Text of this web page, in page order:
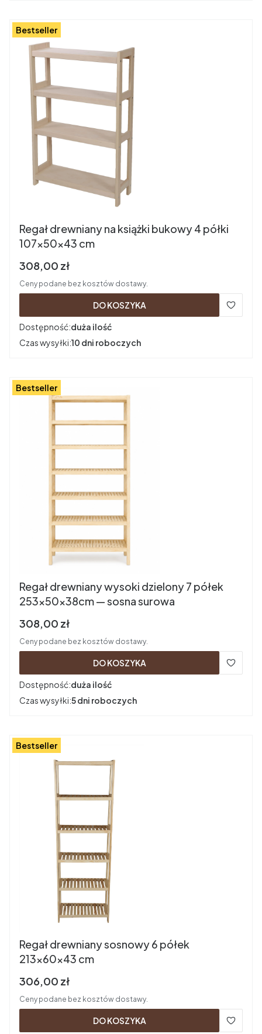
Bestseller
Regał drewniany na książki bukowy 4 półki
107x50x43 cm
Cena brutto
308,00 zł
Ceny podane bez kosztów dostawy.
DO KOSZYKA
Dostępność:duża ilość
Czas wysyłki:10 dni roboczych
Bestseller
Regał drewniany wysoki dzielony 7 półek
253×50×38cm — sosna surowa
Cena brutto
308,00 zł
Ceny podane bez kosztów dostawy.
DO KOSZYKA
Dostępność:duża ilość
Czas wysyłki:5 dni roboczych
Bestseller
Regał drewniany sosnowy 6 półek
213x60x43 cm
Cena brutto
306,00 zł
Ceny podane bez kosztów dostawy.
DO KOSZYKA